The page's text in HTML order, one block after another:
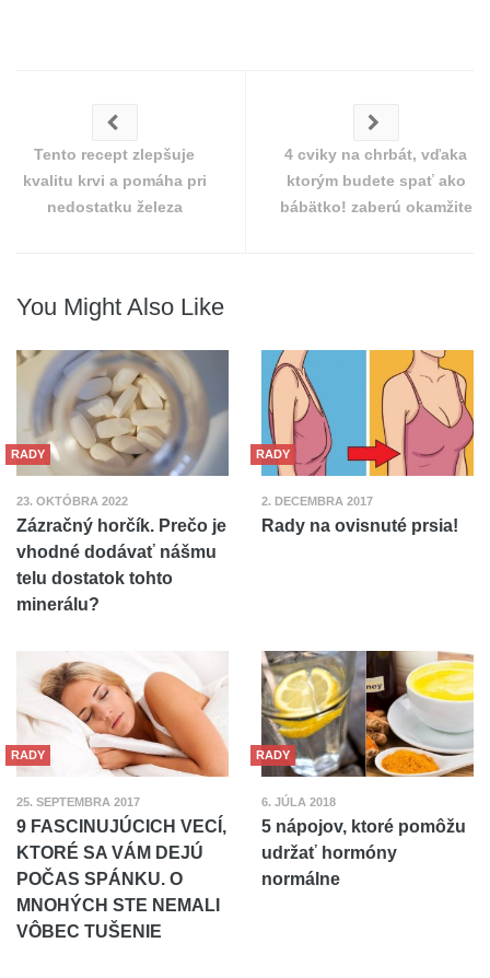
Tento recept zlepšuje
kvalitu krvi a pomáha pri
nedostatku železa
4 cviky na chrbát, vďaka
ktorým budete spať ako
bábätko! zaberú okamžite
You Might Also Like
RADY
23. OKTÓBRA 2022
Zázračný horčík. Prečo je
vhodné dodávať nášmu
telu dostatok tohto
minerálu?
RADY
2. DECEMBRA 2017
Rady na ovisnuté prsia!
RADY
25. SEPTEMBRA 2017
9 FASCINUJÚCICH VECÍ,
KTORÉ SA VÁM DEJÚ
POČAS SPÁNKU. O
MNOHÝCH STE NEMALI
VÔBEC TUŠENIE
RADY
6. JÚLA 2018
5 nápojov, ktoré pomôžu
udržať hormóny
normálne